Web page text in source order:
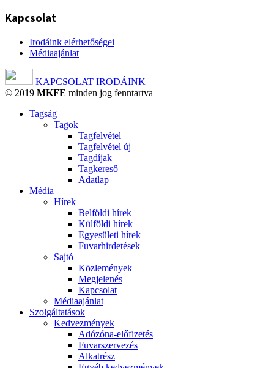
Kapcsolat
Irodáink elérhetőségei
Médiaajánlat
KAPCSOLAT IRODÁINK
© 2019 MKFE minden jog fenntartva
Tagság
Tagok
Tagfelvétel
Tagfelvétel új
Tagdíjak
Tagkereső
Adatlap
Média
Hírek
Belföldi hírek
Külföldi hírek
Egyesületi hírek
Fuvarhirdetések
Sajtó
Közlemények
Megjelenés
Kapcsolat
Médiaajánlat
Szolgáltatások
Kedvezmények
Adózóna-előfizetés
Fuvarszervezés
Alkatrész